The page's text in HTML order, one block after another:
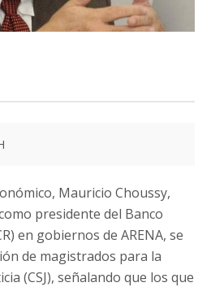
Mauricio Choussy,
presidente del Banco
en gobiernos de ARENA, se
de magistrados para la
(CSJ), señalando que los que